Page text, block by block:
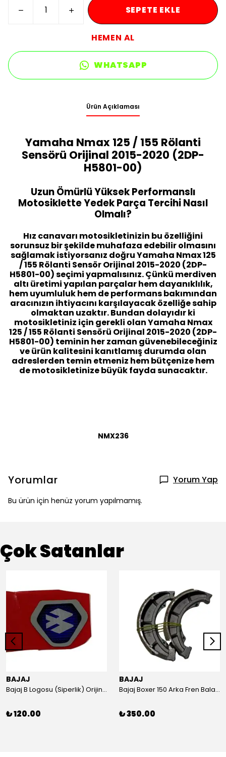
SEPETE EKLE
HEMEN AL
WHATSAPP
Ürün Açıklaması
Yamaha Nmax 125 / 155 Rölanti
Sensörü Orijinal 2015-2020 (2DP-
H5801-00)
Uzun Ömürlü Yüksek Performanslı
Motosiklette Yedek Parça Tercihi Nasıl
Olmalı?
Hız canavarı motosikletinizin bu özelliğini
sorunsuz bir şekilde muhafaza edebilir olmasını
sağlamak istiyorsanız doğru Yamaha Nmax 125
/ 155 Rölanti Sensör Orijinal 2015-2020 (2DP-
H5801-00) seçimi yapmalısınız. Çünkü merdiven
altı üretimi yapılan parçalar hem dayanıklılık,
hem uyumluluk hem de performans bakımından
aracınızın ihtiyacını karşılayacak özelliğe sahip
olmaktan uzaktır. Bundan dolayıdır ki
motosikletiniz için gerekli olan Yamaha Nmax
125 / 155 Rölanti Sensörü Orijinal 2015-2020 (2DP-
H5801-00) teminin her zaman güvenebileceğiniz
ve ürün kalitesini kanıtlamış durumda olan
adreslerden temin etmeniz hem bütçenize hem
de motosikletinize büyük fayda sunacaktır.
NMX236
Yorumlar Yorum Yap
Bu ürün için henüz yorum yapılmamış.
Çok Satanlar
BAJAJ
Bajaj B Logosu (Siperlik) Orijinal
₺ 120.00
BAJAJ
Bajaj Boxer 150 Arka Fren Balatası Orijinal
₺ 350.00